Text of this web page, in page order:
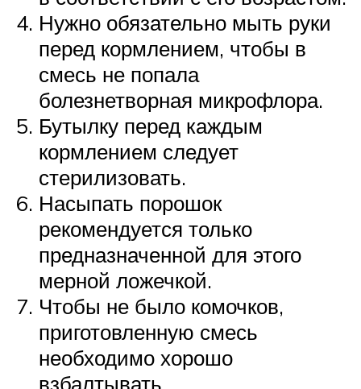
Нужно обязательно мыть руки
перед кормлением, чтобы в
смесь не попала
болезнетворная микрофлора.
Бутылку перед каждым
кормлением следует
стерилизовать.
Насыпать порошок
рекомендуется только
предназначенной для этого
мерной ложечкой.
Чтобы не было комочков,
приготовленную смесь
необходимо хорошо
взбалтывать.